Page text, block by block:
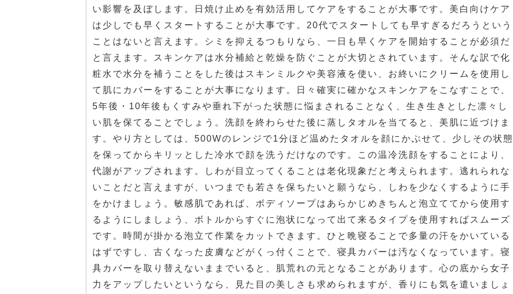
い影響を及ぼします。日焼け止めを有効活用してケアをすることが大事です。美白向けケア
は少しでも早くスタートすることが大事です。20代でスタートしても早すぎるだろうという
ことはないと言えます。シミを抑えるつもりなら、一日も早くケアを開始することが必須だ
と言えます。スキンケアは水分補給と乾燥を防ぐことが大切とされています。そんな訳で化
粧水で水分を補うことをした後はスキンミルクや美容液を使い、お終いにクリームを使用し
て肌にカバーをすることが大事になります。日々確実に確かなスキンケアをこなすことで、
5年後・10年後もくすみや垂れ下がった状態に悩まされることなく、生き生きとした凛々し
い肌を保てることでしょう。洗顔を終わらせた後に蒸しタオルを当てると、美肌に近づけま
す。やり方としては、500Wのレンジで1分ほど温めたタオルを顔にかぶせて、少しその状態
を保ってからキリッとした冷水で顔を洗うだけなのです。この温冷洗顔をすることにより、
代謝がアップされます。しわが目立ってくることは老化現象だと考えられます。逃れられな
いことだと言えますが、いつまでも若さを保ちたいと願うなら、しわを少なくするように手
をかけましょう。敏感肌であれば、ボディソープはあらかじめきちんと泡立ててから使用す
るようにしましょう、ボトルからすぐに泡状になって出て来るタイプを使用すればスムーズ
です。時間が掛かる泡立て作業をカットできます。ひと晩寝ることで多量の汗をかいている
はずですし、古くなった皮膚などがくっ付くことで、寝具カバーは汚なくなっています。寝
具カバーを取り替えないままでいると、肌荒れの元となることがあります。心の底から女子
力をアップしたいというなら、見た目の美しさも求められますが、香りにも気を遣いましょ